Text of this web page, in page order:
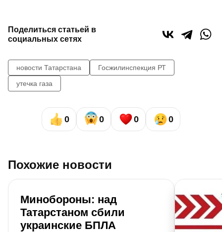
Поделиться статьей в
социальных сетях
новости Татарстана
Госжилинспекция РТ
утечка газа
0 0 0 0
Похожие новости
Минобороны: над
Татарстаном сбили
украинские БПЛА